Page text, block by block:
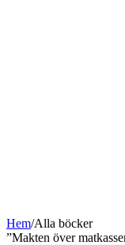
Hem/Alla böcker
”Makten över